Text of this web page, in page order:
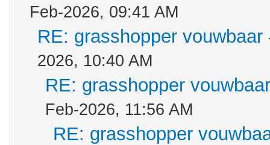
Feb-2026, 09:41 AM
RE: grasshopper vouwbaar
2026, 10:40 AM
RE: grasshopper vouwbaar
Feb-2026, 11:56 AM
RE: grasshopper